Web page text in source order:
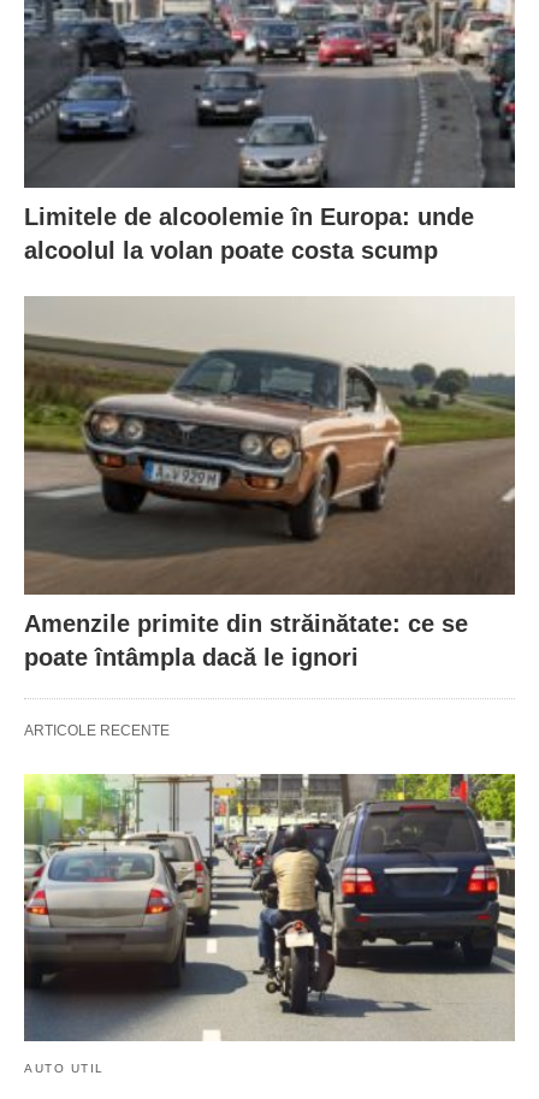
Limitele de alcoolemie în Europa: unde
alcoolul la volan poate costa scump
Amenzile primite din străinătate: ce se
poate întâmpla dacă le ignori
ARTICOLE RECENTE
AUTO UTIL